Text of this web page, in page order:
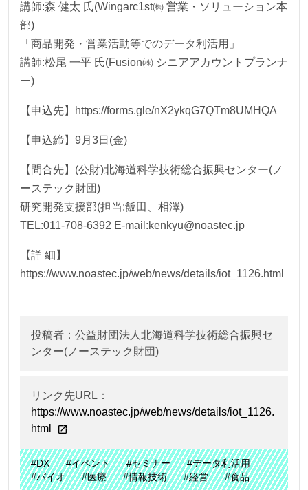
講師:森 健太 氏(Wingarc1st㈱ 営業・ソリューション本
部)
「商品開発・営業活動等でのデータ利活用」
講師:松尾 一平 氏(Fusion㈱ シニアアカウントプランナ
ー)
【申込先】https://forms.gle/nX2ykqG7QTm8UMHQA
【申込締】9月3日(金)
【問合先】(公財)北海道科学技術総合振興センター(ノ
ーステック財団)
研究開発支援部(担当:飯田、相澤)
TEL:011-708-6392 E-mail:kenkyu@noastec.jp
【詳 細】
https://www.noastec.jp/web/news/details/iot_1126.html
投稿者：公益財団法人北海道科学技術総合振興セ
ンター(ノーステック財団)
リンク先URL：
https://www.noastec.jp/web/news/details/iot_1126.
html
#DX #イベント #セミナー
#データ利活用
#バイオ
#医療 #情報技術 #経営 #食品